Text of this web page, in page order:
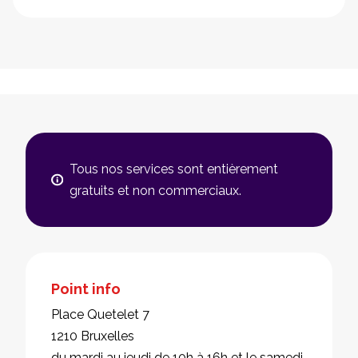
Tous nos services sont entièrement
gratuits et non commerciaux.
Point info
Place Quetelet 7
1210 Bruxelles